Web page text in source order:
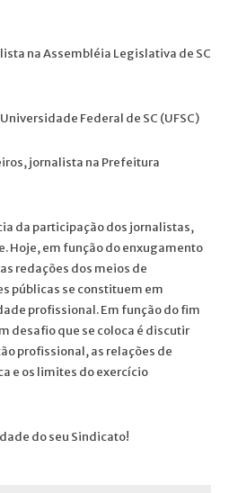
na Assembléia Legislativa de SC
Federal de SC (UFSC)
jornalista na Prefeitura
da participação dos jornalistas,
Hoje, em função do enxugamento
redações dos meios de
públicas se constituem em
profissional. Em função do fim
desafio que se coloca é discutir
profissional, as relações de
e os limites do exercício
do seu Sindicato!